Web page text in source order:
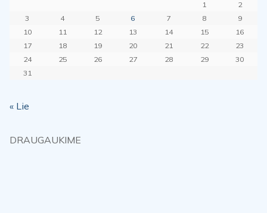
1
2
3
4 5 6 7 8
9
10
11 12 13 14 15
16
17
18 19 20 21 22
23
24
25 26 27 28 29
30
31
« Lie
DRAUGAUKIME